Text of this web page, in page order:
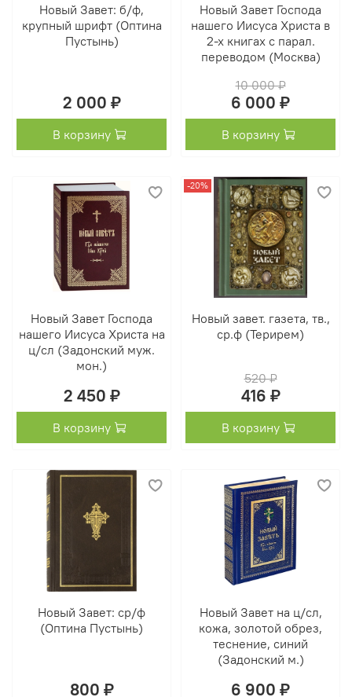
Новый Завет: б/ф,
крупный шрифт (Оптина
Пустынь)
2 000 ₽
В корзину
Новый Завет Господа
нашего Иисуса Христа в
2-х книгах с парал.
переводом (Москва)
10 000 ₽
6 000 ₽
В корзину
Новый Завет Господа
нашего Иисуса Христа на
ц/сл (Задонский муж.
мон.)
2 450 ₽
В корзину
-20%
Новый завет. газета, тв.,
ср.ф (Терирем)
520 ₽
416 ₽
В корзину
Новый Завет: ср/ф
(Оптина Пустынь)
800 ₽
Новый Завет на ц/сл,
кожа, золотой обрез,
теснение, синий
(Задонский м.)
6 900 ₽